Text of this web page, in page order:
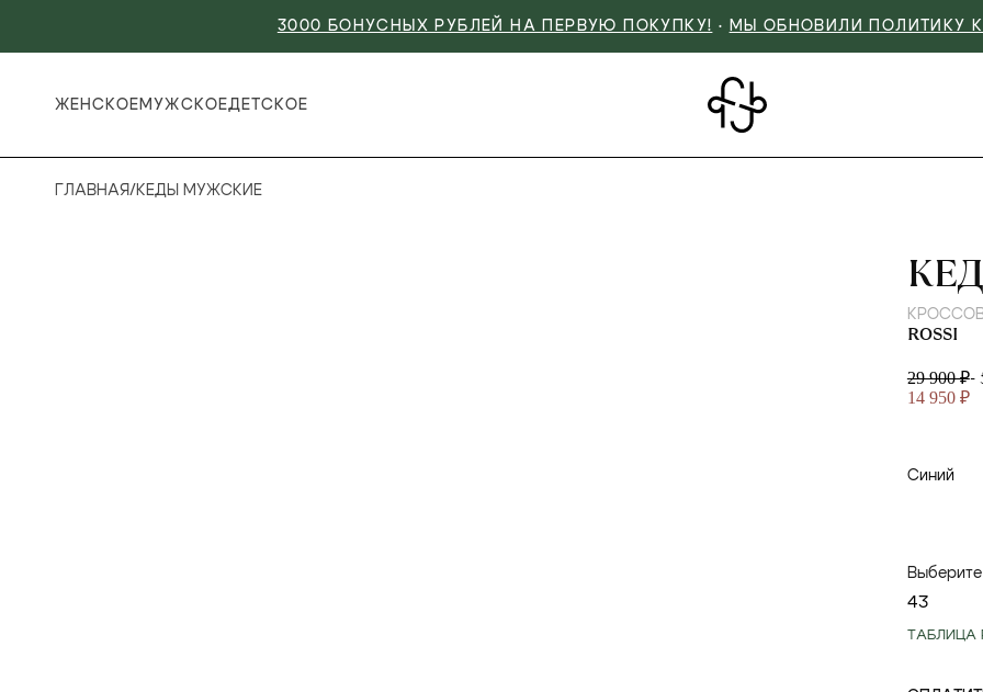
3000 БОНУСНЫХ РУБЛЕЙ НА ПЕРВУЮ ПОКУПКУ! • МЫ ОБНОВИЛИ ПОЛИТИКУ
ЖЕНСКОЕ МУЖСКОЕДЕТСКОЕ
ГЛАВНАЯ/ КЕДЫ МУЖСКИЕ
ROSSI
29 900 ₽-
14 950 ₽
Синий
Выберите
43
ТАБЛИЦА